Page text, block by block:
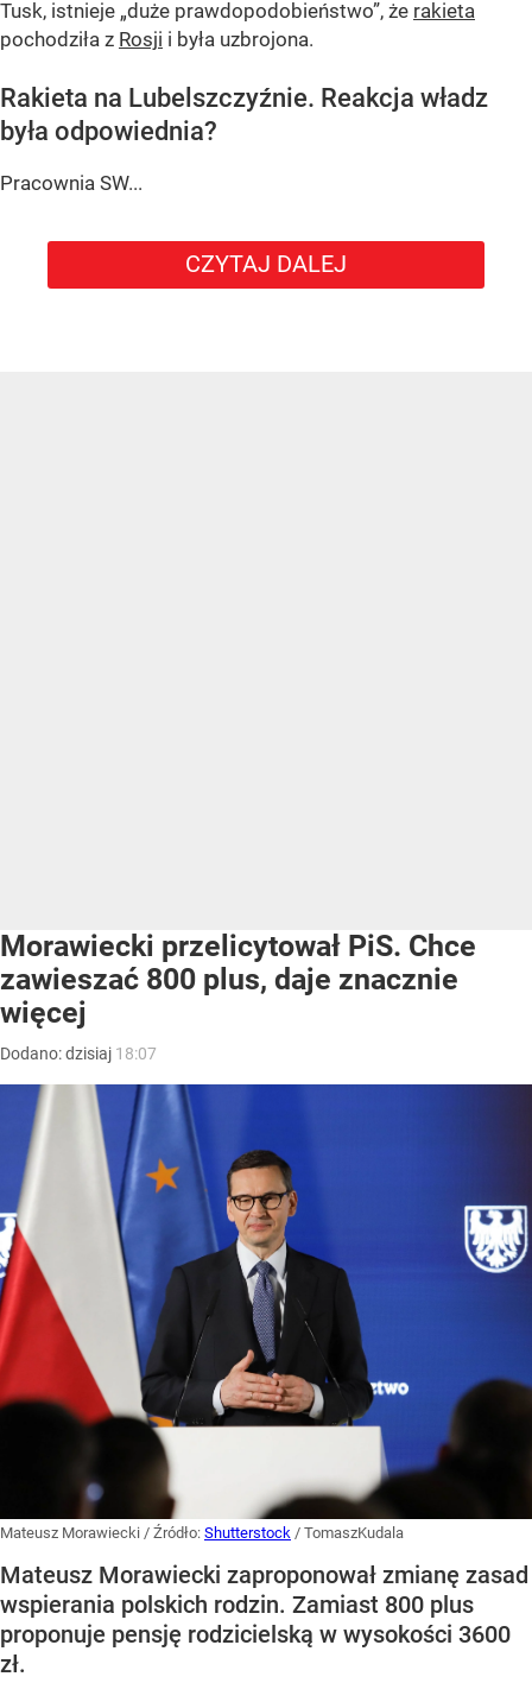
Tusk, istnieje „duże prawdopodobieństwo”, że rakieta
pochodziła z Rosji i była uzbrojona.
Rakieta na Lubelszczyźnie. Reakcja władz
była odpowiednia?
Pracownia SW...
CZYTAJ DALEJ
Morawiecki przelicytował PiS. Chce
zawieszać 800 plus, daje znacznie
więcej
Dodano:dzisiaj 18:07
Mateusz Morawiecki / Źródło: Shutterstock / TomaszKudala
Mateusz Morawiecki zaproponował zmianę zasad
wspierania polskich rodzin. Zamiast 800 plus
proponuje pensję rodzicielską w wysokości 3600
zł.